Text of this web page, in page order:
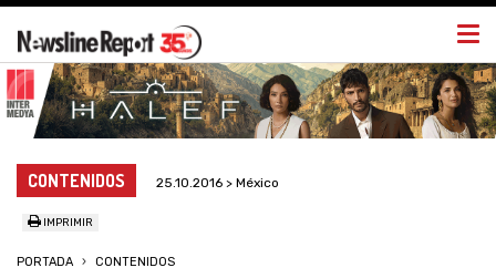
CONTENIDOS 25.10.2016 > México
IMPRIMIR
PORTADA CONTENIDOS